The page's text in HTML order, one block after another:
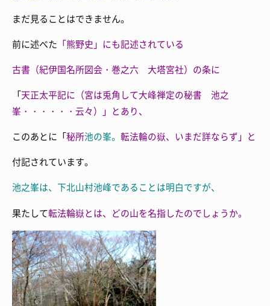
まだ見ることはできません。
前に述べた 「熊野史」にも記述されている
古書（紀伊国名所図会・巻之六 大塔宮社）の条に
「天正太平記に（宮は兎角して大峰禅定の秘書 池之
峯・・・・・・云々）」とあり、
このあとに「秘所池の峯。 転法輪の嶽、いまだ詳ならず」と
付記されています。
池之峯は、 下北山村池峰であることは明白ですが、
果たして転法輪嶽とは、どの山を名指したのでしょうか。